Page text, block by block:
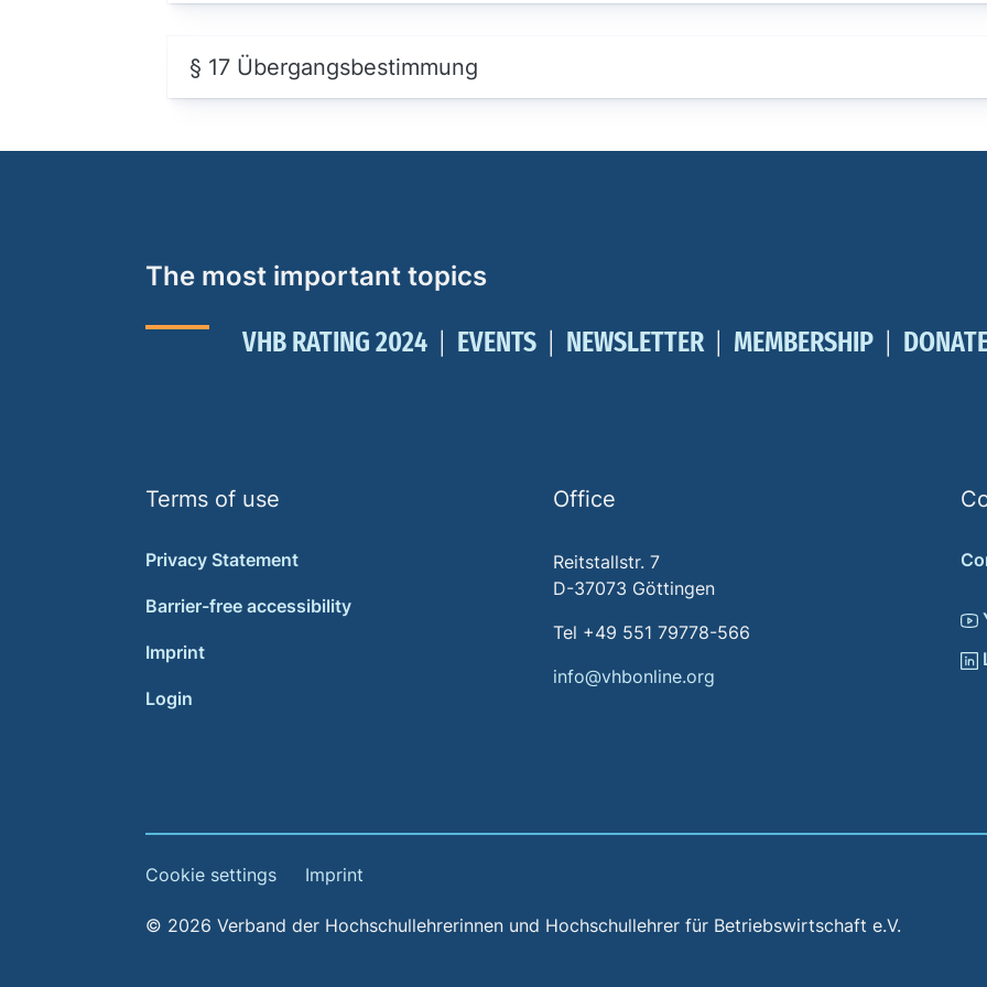
§ 17 Übergangsbestimmung
The most important topics
VHB RATING 2024 EVENTS NEWSLETTER MEMBERSHIP
Terms of use
Privacy Statement
Barrier-free accessibility
Imprint
Login
Office
Reitstallstr. 7
D-37073 Göttingen
Tel +49 551 79778-566
info@vhbonline.org
Cookie settings Imprint
© 2026 Verband der Hochschullehrerinnen und Hochschullehrer für Betriebswirtschaft e.V.